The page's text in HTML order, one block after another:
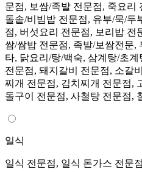
문점, 보쌈/족발 전문점, 죽요리
돌솥/비빔밥 전문점, 유부/묵/두
점, 버섯요리 전문점, 보리밥 전
쌈/쌈밥 전문점, 족발/보쌈전문,
타, 닭요리/탕/백숙, 삼계탕/초
전문점, 돼지갈비 전문점, 소갈
찌개 전문점, 김치찌개 전문점,
돌구이 전문점, 사철탕 전문점,
일식
일식 전문점, 일식 돈가스 전문